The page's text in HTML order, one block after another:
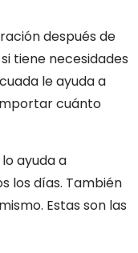
después de
tiene necesidades
le ayuda a
cuánto
ayuda a
los días. También
Estas son las